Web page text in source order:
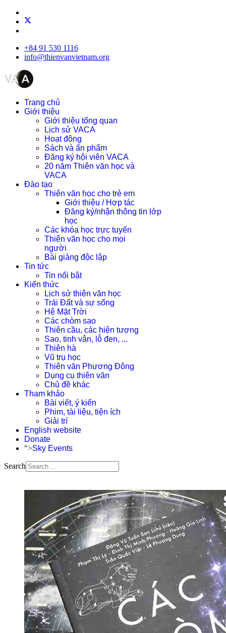
+84 91 530 1116
info@thienvanvietnam.org
Trang chủ
Giới thiệu
Giới thiệu tổng quan
Lịch sử VACA
Hoạt động
Sách và ấn phẩm
Đăng ký hội viên VACA
20 năm Thiên văn học và
VACA
Đào tạo
Thiên văn học cho trẻ em
Giới thiệu / Hợp tác
Đăng ký/nhận thông tin lớp
học
Các khóa học trực tuyến
Thiên văn học cho mọi
người
Bài giảng độc lập
Tin tức
Tin nổi bật
Kiến thức
Lịch sử thiên văn học
Trái Đất và sự sống
Hệ Mặt Trời
Các chòm sao
Thiên cầu, các hiện tượng
Sao, tinh vân, lỗ đen, ...
Thiên hà
Vũ trụ học
Thiên văn Phương Đông
Dụng cụ thiên văn
Chủ đề khác
Tham khảo
Bài viết, ý kiến
Phim, tài liệu, tiện ích
Giải trí
English website
Donate
">Sky Events
Search